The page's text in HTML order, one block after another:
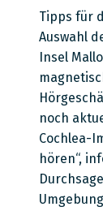
Tipps für
Auswahl
Insel
noch
Cochlea-
hören“,